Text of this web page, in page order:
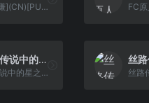
迷宫封印(繁)[圣谦](CN)[PUZ](1Mb)
克罗诺亚英雄 传说中的星之徽章[Anyhow_YLH](v1.22)(简)(256Mb)
克罗诺亚英雄 传说中的星之徽章[Anyhow_YLH](v1.22)(简)(256Mb)